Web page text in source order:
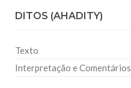
DITOS (AHADITY)
Texto
Interpretação e Comentários